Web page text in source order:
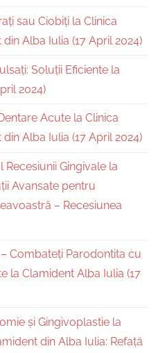
sau Ciobiți la Clinica
Alba Iulia (17 April 2024)
Soluții Eficiente la
2024)
Acute la Clinica
Alba Iulia (17 April 2024)
Gingivale la
Avansate pentru
– Recesiunea
Combateți Parodontita cu
la Clamident Alba Iulia (17
și Gingivoplastie la
din Alba Iulia: Refață